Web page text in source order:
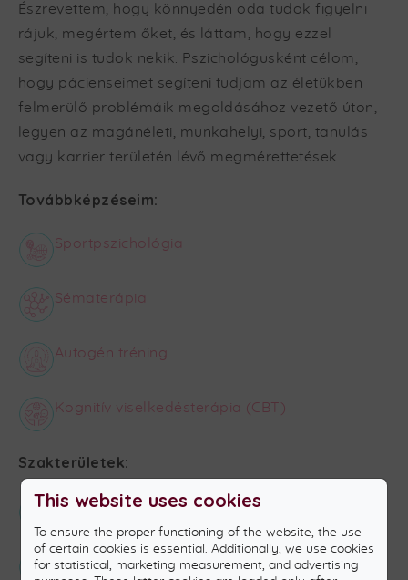
Észrevettem, hogy könnyedén oda tudok figyelni
rájuk, megértem őket, és láttam, hogy ezzel
segíteni is tudok nekik. Pszichológusként célom,
hogy pácienseimet segíteni tudjam az életükben
felmerülő problémáik megoldásához vezető úton,
legyen az magánéleti, munkahelyi, sport, tanulás
vagy karrier területén lévő megmérettetések.
Továbbképzéseim:
Sportpszichológia
Sématerápia
Autogén tréning
Kognitív viselkedésterápia (CBT)
Szakterületek:
Felnőttek
Tinédzserek és szülőkonzultáció
This website uses cookies
To ensure the proper functioning of the website, the use
of certain cookies is essential. Additionally, we use cookies
for statistical, marketing measurement, and advertising